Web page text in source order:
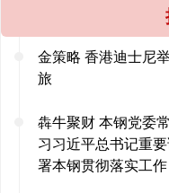
金策略 香港迪士尼
旅
犇牛聚财 本钢党委
习习近平总书记重
署本钢贯彻落实工作